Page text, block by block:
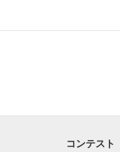
らう」
コンテスト